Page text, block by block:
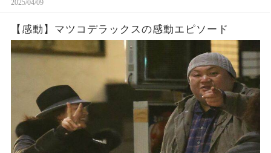
2025/04/09
【感動】マツコデラックスの感動エピソード